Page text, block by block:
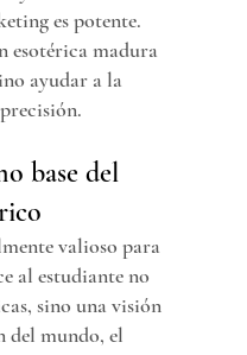
es potente.
esotérica madura
ayudar a la
base del
valioso para
al estudiante no
sino una visión
del mundo, el